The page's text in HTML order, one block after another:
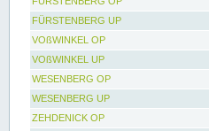
FÜRSTENBERG UP
VOßWINKEL OP
VOßWINKEL UP
WESENBERG OP
WESENBERG UP
ZEHDENICK OP